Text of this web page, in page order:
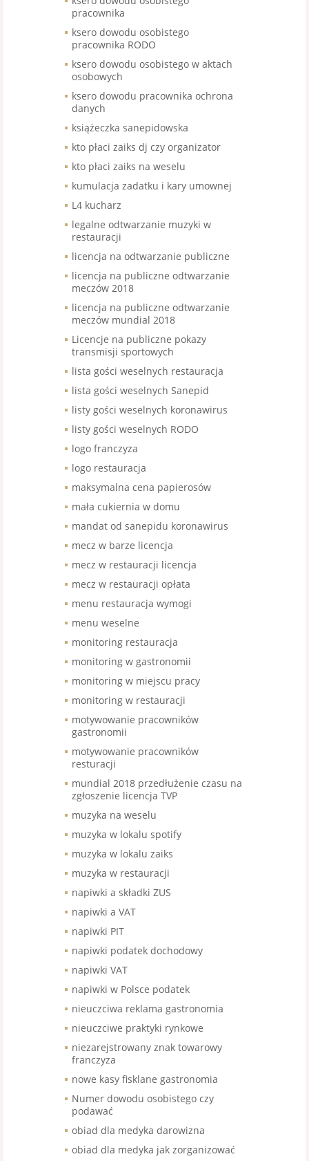
pracownika
ksero dowodu osobistego
pracownika RODO
ksero dowodu osobistego w aktach
osobowych
ksero dowodu pracownika ochrona
danych
książeczka sanepidowska
kto płaci zaiks dj czy organizator
kto płaci zaiks na weselu
kumulacja zadatku i kary umownej
L4 kucharz
legalne odtwarzanie muzyki w
restauracji
licencja na odtwarzanie publiczne
licencja na publiczne odtwarzanie
meczów 2018
licencja na publiczne odtwarzanie
meczów mundial 2018
Licencje na publiczne pokazy
transmisji sportowych
lista gości weselnych restauracja
lista gości weselnych Sanepid
listy gości weselnych koronawirus
listy gości weselnych RODO
logo franczyza
logo restauracja
maksymalna cena papierosów
mała cukiernia w domu
mandat od sanepidu koronawirus
mecz w barze licencja
mecz w restauracji licencja
mecz w restauracji opłata
menu restauracja wymogi
menu weselne
monitoring restauracja
monitoring w gastronomii
monitoring w miejscu pracy
monitoring w restauracji
motywowanie pracowników
gastronomii
motywowanie pracowników
resturacji
mundial 2018 przedłużenie czasu na
zgłoszenie licencja TVP
muzyka na weselu
muzyka w lokalu spotify
muzyka w lokalu zaiks
muzyka w restauracji
napiwki a składki ZUS
napiwki a VAT
napiwki PIT
napiwki podatek dochodowy
napiwki VAT
napiwki w Polsce podatek
nieuczciwa reklama gastronomia
nieuczciwe praktyki rynkowe
niezarejstrowany znak towarowy
franczyza
nowe kasy fisklane gastronomia
Numer dowodu osobistego czy
podawać
obiad dla medyka darowizna
obiad dla medyka jak zorganizować